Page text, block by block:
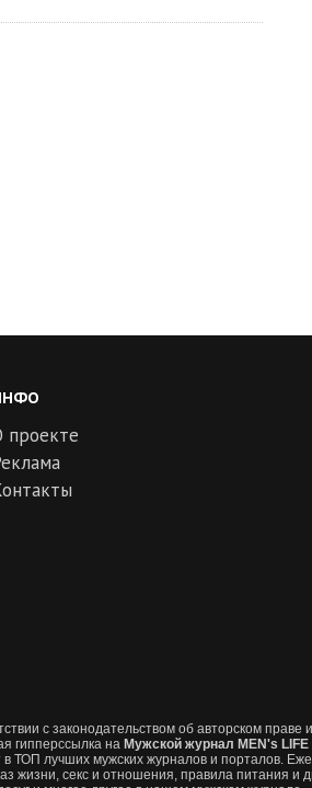
проекте
с законодательством об авторском праве
гипперссылка на Мужской журнал MEN's LIFE
ТОП лучших мужских журналов и порталов.
жизни, секс и отношения, правила питания и